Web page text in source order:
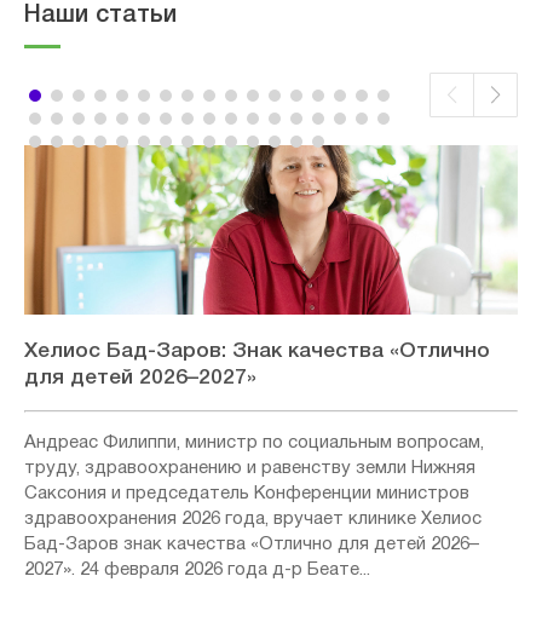
Наши статьи
Хелиос Бад-Заров: Знак качества «Отлично
для детей 2026–2027»
Андреас Филиппи, министр по социальным вопросам,
труду, здравоохранению и равенству земли Нижняя
Саксония и председатель Конференции министров
здравоохранения 2026 года, вручает клинике Хелиос
Бад-Заров знак качества «Отлично для детей 2026–
2027». 24 февраля 2026 года д-р Беате...